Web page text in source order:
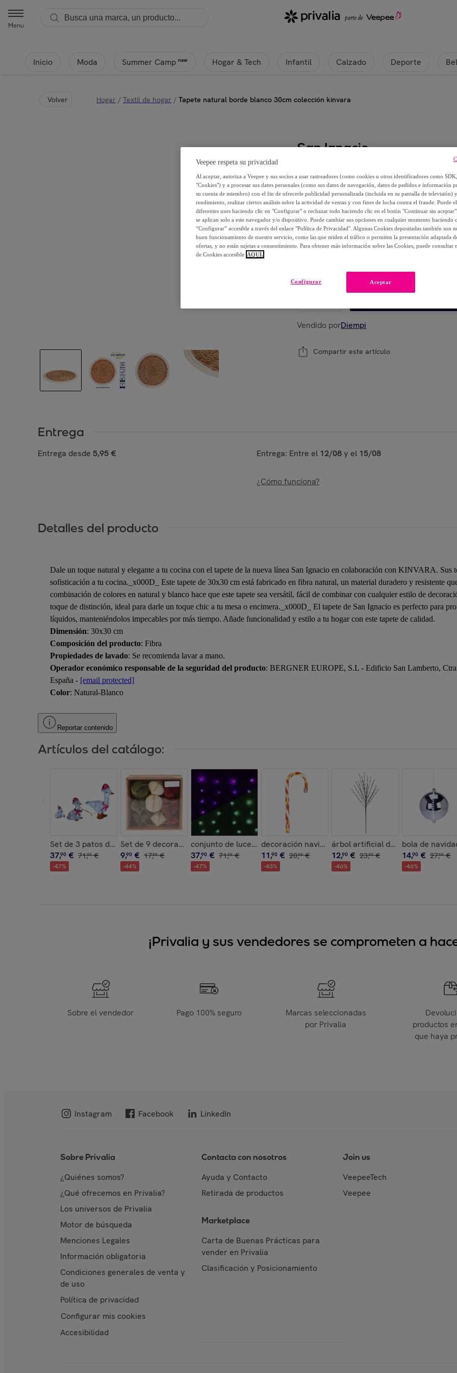
Menu
Inicio Moda Summer Camp new Hogar & Tech Infantil Calzado Deporte
Volver Hogar / Textil de hogar / Tapete natural borde blanco 30cm colección kinvara
San Ignacio
Tapete natural borde blanco
9,99 €
22,99 €
-56%
Tapete natural borde blanco 30cm
Vendido porDiempi
Compartir este artículo
Entrega
Entrega desde 5,95 € Entrega: Entre el 12/08y el 15/08
¿Cómo funciona?
Detalles del producto
Dale un toque natural y elegante a tu cocina con el tapete de la nueva línea San Ignacio en colaboración con KINVARA. Sus
sofisticación a tu cocina._x000D_ Este tapete de 30x30 cm está fabricado en fibra natural, un material duradero y resistente
combinación de colores en natural y blanco hace que este tapete sea versátil, fácil de combinar con cualquier estilo de
toque de distinción, ideal para darle un toque chic a tu mesa o encimera._x000D_ El tapete de San Ignacio es perfecto para
líquidos, manteniéndolos impecables por más tiempo. Añade funcionalidad y estilo a tu hogar con este tapete de calidad.
Dimensión: 30x30 cm
Composición del producto: Fibra
Propiedades de lavado: Se recomienda lavar a mano.
Operador económico responsable de la seguridad del producto: BERGNER EUROPE, S.L - Edificio San Lamberto,
España - [email protected]
Color: Natural-Blanco
Reportar contenido
Artículos del catálogo:
Set de 3 patos decorativos navideños con luces led blancas y temporizador
37,90 € 71,99 €
-47%
Set de 9 decoraciones para árbol de navidad en papel panal de abeja color blanco, verde
9,90 € 17,99 €
-44%
conjunto de luces de cortina con 240 luces led rgb con control remoto
37,90 € 71,99 €
-47%
decoración navideña bastón de caramelo con luces
11,90 € 20,99 €
-43%
árbol artificial de 110cm con 80
12,90 € 23,99 €
-46%
bola de
14,90 € 27,99 €
-46%
¡Privalia y sus vendedores se comprometen a
Sobre el vendedor Pago 100% seguro
Marcas seleccionadas
por Privalia
productos
que haya
Instagram Facebook LinkedIn
Sobre Privalia
¿Quiénes somos?
¿Qué ofrecemos en Privalia?
Los universos de Privalia
Motor de búsqueda
Menciones Legales
Información obligatoria
Condiciones generales de venta y
de uso
Política de privacidad
Configurar mis cookies
Accesibilidad
Contacta con nosotros
Ayuda y Contacto
Retirada de productos
Marketplace
Carta de Buenas Prácticas para
vender en Privalia
Clasificación y Posicionamiento
Join us
VeepeeTech
Veepee
Veepee respeta su privacidad
Al aceptar, autoriza a Veepee y sus socios a usar rastreadores (como cookies u otros identificadores como
"Cookies") y a procesar sus datos personales (como sus datos de navegación, datos de pedidos e información
su cuenta de miembro) con el fin de ofrecerle publicidad personalizada (incluida en su pantalla de televisión)
rendimiento, realizar ciertos análisis sobre la actividad de ventas y con fines de lucha contra el fraude. Puede
diferentes usos haciendo clic en "Configurar" o rechazar todo haciendo clic en el botón "Continuar sin
se aplican solo a este navegador y/o dispositivo. Puede cambiar sus opciones en cualquier momento haciendo
“Configurar” accesible a través del enlace "Política de Privacidad". Algunas Cookies depositadas también son
buen funcionamiento de nuestro servicio, como las que miden el tráfico o permiten la presentación adaptada
ofertas, y no están sujetas a consentimiento. Para obtener más información sobre las Cookies, puede consultar
de Cookies accesible AQUÍ.
Aceptar
Configurar